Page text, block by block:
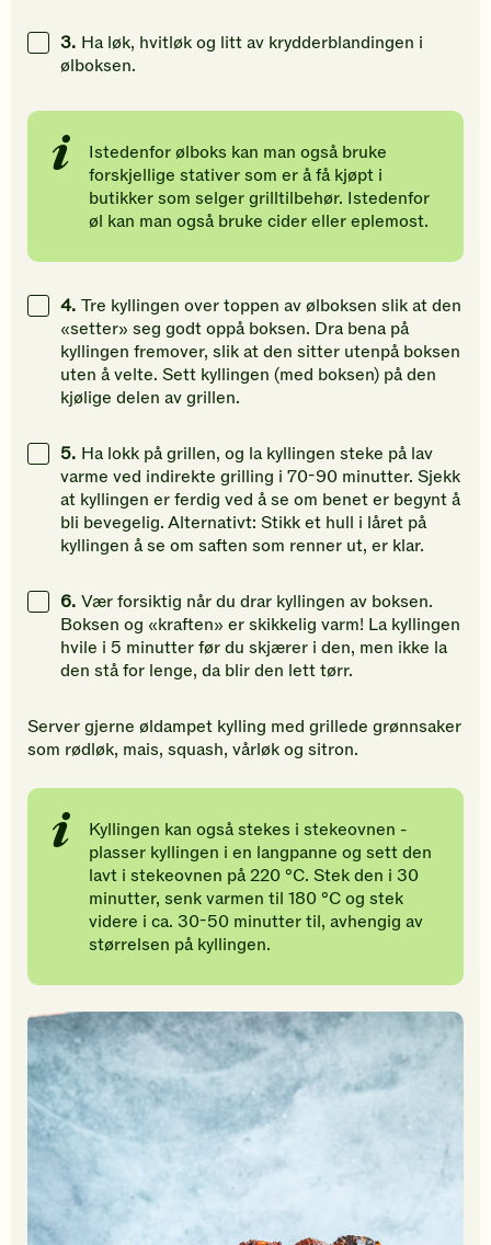
3. Ha løk, hvitløk og litt av krydderblandingen i
ølboksen.
Istedenfor ølboks kan man også bruke
forskjellige stativer som er å få kjøpt i
butikker som selger grilltilbehør. Istedenfor
øl kan man også bruke cider eller eplemost.
4. Tre kyllingen over toppen av ølboksen slik at den
«setter» seg godt oppå boksen. Dra bena på
kyllingen fremover, slik at den sitter utenpå boksen
uten å velte. Sett kyllingen (med boksen) på den
kjølige delen av grillen.
5. Ha lokk på grillen, og la kyllingen steke på lav
varme ved indirekte grilling i 70-90 minutter. Sjekk
at kyllingen er ferdig ved å se om benet er begynt å
bli bevegelig. Alternativt: Stikk et hull i låret på
kyllingen å se om saften som renner ut, er klar.
6. Vær forsiktig når du drar kyllingen av boksen.
Boksen og «kraften» er skikkelig varm! La kyllingen
hvile i 5 minutter før du skjærer i den, men ikke la
den stå for lenge, da blir den lett tørr.
Server gjerne øldampet kylling med grillede grønnsaker
som rødløk, mais, squash, vårløk og sitron.
Kyllingen kan også stekes i stekeovnen -
plasser kyllingen i en langpanne og sett den
lavt i stekeovnen på 220 °C. Stek den i 30
minutter, senk varmen til 180 °C og stek
videre i ca. 30-50 minutter til, avhengig av
størrelsen på kyllingen.